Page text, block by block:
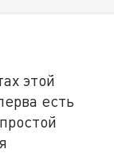
этой
есть